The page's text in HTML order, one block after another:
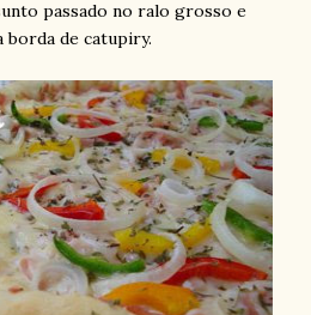
passado no ralo grosso e
borda de catupiry.